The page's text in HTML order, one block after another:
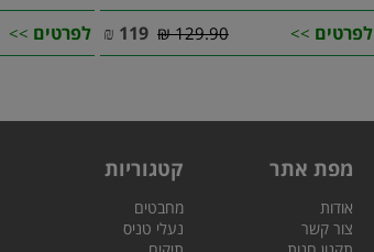
לפרטים >>
129.90 ₪
119
₪ לפרטים >>
מפת אתר קטגוריות
אודות
צור קשר
מחבטים
נעלי טניס